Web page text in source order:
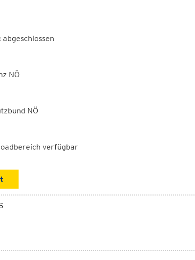
abgeschlossen
NÖ
NÖ
verfügbar